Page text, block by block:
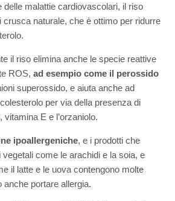
delle malattie cardiovascolari, il riso
crusca naturale, che è ottimo per ridurre
il riso elimina anche le specie reattive
ROS, ad esempio come il perossido
superossido, e aiuta anche ad
per via della presenza di
E e l’orzaniolo.
ipoallergeniche, e i prodotti che
come le arachidi e la soia, e
il latte e le uova contengono molte
anche portare allergia.